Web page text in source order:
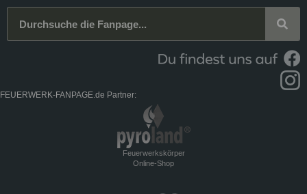
FEUERWERK-FANPAGE.de Partner:
Feuerwerkskörper
Online-Shop